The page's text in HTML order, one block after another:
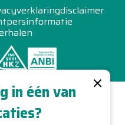
disclaimer
persinformatie
×
in één van